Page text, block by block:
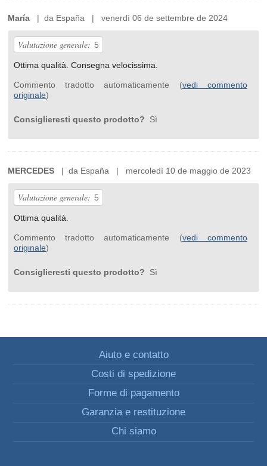
María | da España | venerdì 06 de settembre de 2024
Valutazione generale: 5
Ottima qualità. Consegna velocissima.
Commento tradotto automaticamente (vedi commento
originale)
Consiglieresti questo prodotto? Sì
MERCEDES | da España | mercoledì 10 de maggio de 2023
Valutazione generale: 5
Ottima qualità.
Commento tradotto automaticamente (vedi commento
originale)
Consiglieresti questo prodotto? Sì
Aiuto e contatto
Costi di spedizione
Forme di pagamento
Garanzia e restituzione
Chi siamo